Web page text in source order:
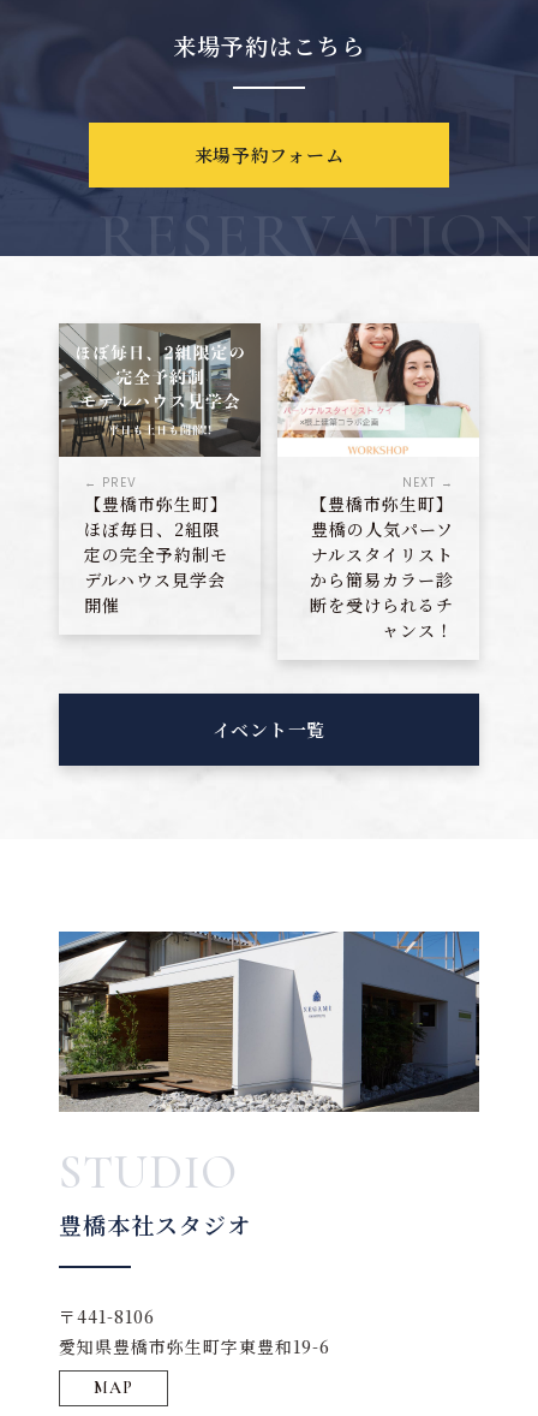
RESERVATION
来場予約はこちら
来場予約フォーム
← PREV
【豊橋市弥生町】
ほぼ毎日、2組限
定の完全予約制モ
デルハウス見学会
開催
NEXT →
【豊橋市弥生町】
豊橋の人気パーソ
ナルスタイリスト
から簡易カラー診
断を受けられるチ
ャンス！
イベント一覧
STUDIO
豊橋本社スタジオ
〒441-8106
愛知県豊橋市弥生町字東豊和19-6
MAP